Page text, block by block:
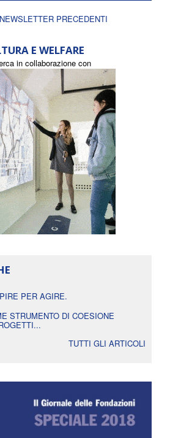
PRECEDENTI
E WELFARE
in collaborazione con
PER AGIRE.
STRUMENTO DI COESIONE
TUTTI GLI ARTICOLI